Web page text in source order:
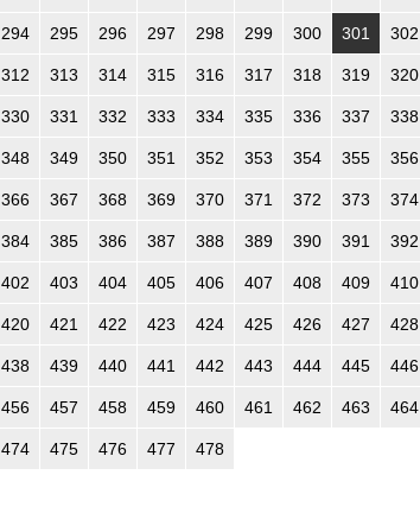
294 295 296 297 298 299 300 301 302
312 313 314 315 316 317 318 319 320
330 331 332 333 334 335 336 337 338
348 349 350 351 352 353 354 355 356
366 367 368 369 370 371 372 373 374
384 385 386 387 388 389 390 391 392
402 403 404 405 406 407 408 409 410
420 421 422 423 424 425 426 427 428
438 439 440 441 442 443 444 445 446
456 457 458 459 460 461 462 463 464
474 475 476 477 478